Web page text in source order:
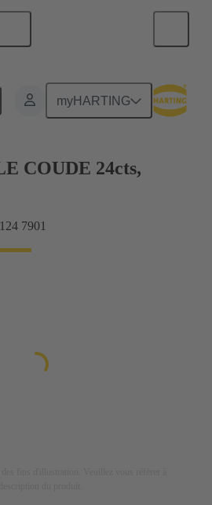
myHARTING
mère à carte fille
COUDE 24cts,
7901